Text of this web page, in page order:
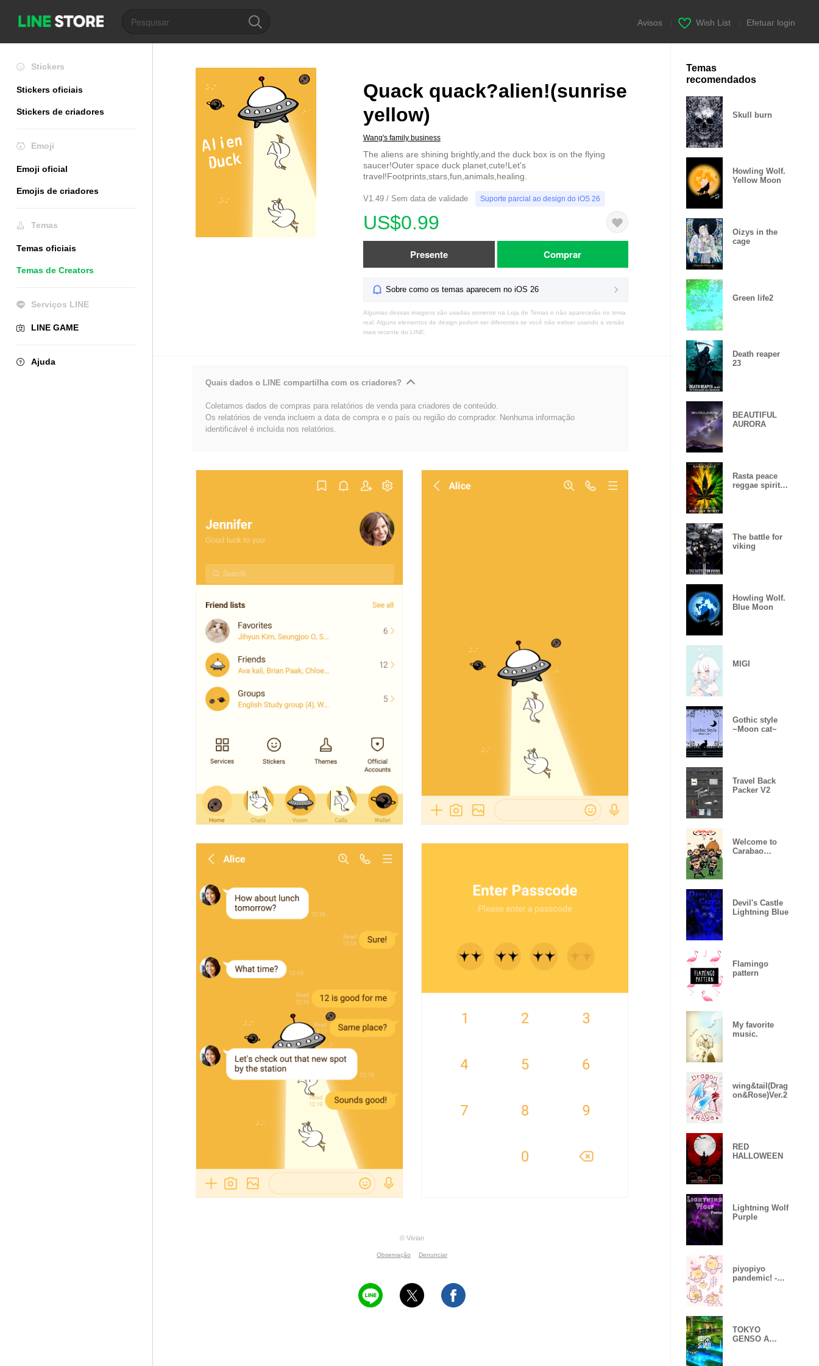
Avisos Wish List Efetuar login
Stickers
Stickers oficiais
Stickers de criadores
Emoji
Emoji oficial
Emojis de criadores
Temas
Temas oficiais
Temas de Creators
Serviços LINE
LINE GAME
Ajuda
Quack quack?alien!(sunrise
yellow)
Wang's family business
The aliens are shining brightly,and the duck box is on the flying
saucer!Outer space duck planet,cute!Let's
travel!Footprints,stars,fun,animals,healing.
V1.49 / Sem data de validade Suporte parcial ao design do iOS 26
US$0.99
Presente Comprar
Sobre como os temas aparecem no iOS 26
Algumas dessas imagens são usadas somente na Loja de Temas e não aparecerão no tema
real. Alguns elementos de design podem ser diferentes se você não estiver usando a versão
mais recente do LINE.
Quais dados o LINE compartilha com os criadores?
Coletamos dados de compras para relatórios de venda para criadores de conteúdo.
Os relatórios de venda incluem a data de compra e o país ou região do comprador. Nenhuma informação
identificável é incluída nos relatórios.
© Vivian
Observação Denunciar
Temas
recomendados
Skull burn
Howling Wolf.
Yellow Moon
Oizys in the
cage
Green life2
Death reaper
23
BEAUTIFUL
AURORA
Rasta peace
reggae spirit
The battle for
viking
Howling Wolf.
Blue Moon
MIGI
Gothic style
~Moon cat~
Travel Back
Packer V2
Welcome to
Carabao
Devil's Castle
Lightning Blue
Flamingo
pattern
My favorite
music.
wing&tail(Drag
on&Rose)Ver.2
RED
HALLOWEEN
Lightning Wolf
Purple
piyopiyo
pandemic! -
TOKYO
GENSO A